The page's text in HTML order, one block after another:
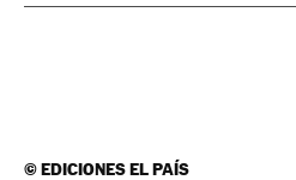
©EDICIONES EL PAÍS